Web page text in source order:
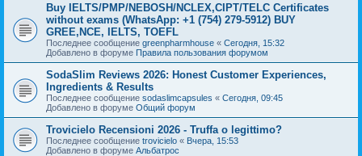
Buy IELTS/PMP/NEBOSH/NCLEX,CIPT/TELC Certificates
without exams (WhatsApp: +1 (754) 279-5912) BUY
GREE,NCE, IELTS, TOEFL
Последнее сообщение greenpharmhouse « Сегодня, 15:32
Добавлено в форуме Правила пользования форумом
SodaSlim Reviews 2026: Honest Customer Experiences,
Ingredients & Results
Последнее сообщение sodaslimcapsules « Сегодня, 09:45
Добавлено в форуме Общий форум
Trovicielo Recensioni 2026 - Truffa o legittimo?
Последнее сообщение trovicielo « Вчера, 15:53
Добавлено в форуме Альбатрос